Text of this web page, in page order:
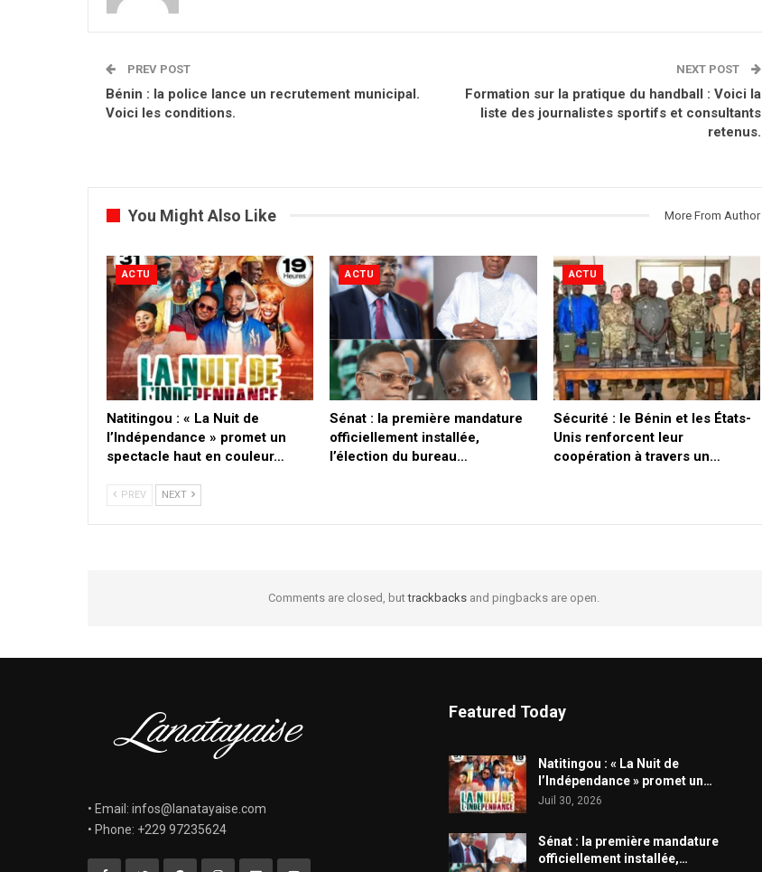
PREV POST
Bénin : la police lance un recrutement municipal.
Voici les conditions.
NEXT POST
Formation sur la pratique du handball : Voici la
liste des journalistes sportifs et consultants
retenus.
You Might Also Like More From Author
ACTU
​Natitingou : « La Nuit de
l’Indépendance » promet un
spectacle haut en couleur…
ACTU
Sénat : la première mandature
officiellement installée,
l’élection du bureau…
ACTU
Sécurité : le Bénin et les États-
Unis renforcent leur
coopération à travers un…
PREV NEXT
Comments are closed, buttrackbacksand pingbacks are open.
• Email: infos@lanatayaise.com
• Phone: +229 97235624
Featured Today
​Natitingou : « La Nuit de
l’Indépendance » promet un…
Juil 30, 2026
Sénat : la première mandature
officiellement installée,…